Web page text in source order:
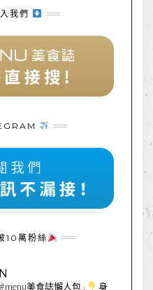
我們
10萬粉絲
#menu美食誌懶人包 .
身